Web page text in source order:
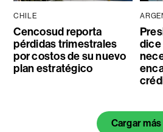
CHILE
Cencosud reporta
pérdidas trimestrales
por costos de su nuevo
plan estratégico
dice
Cargar más